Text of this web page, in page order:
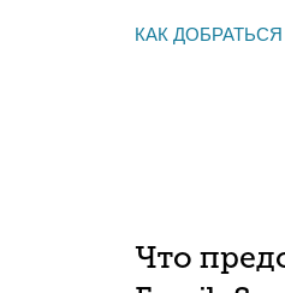
КАК ДОБРАТЬСЯ
Что